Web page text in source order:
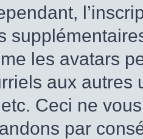
les avatars
aux
Ceci ne
par